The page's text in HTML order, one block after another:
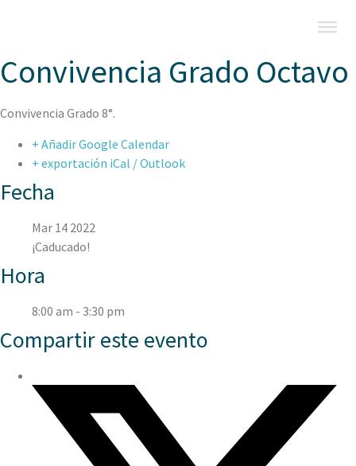
Convivencia Grado Octavo
Convivencia Grado 8°.
+ Añadir Google Calendar
+ exportación iCal / Outlook
Fecha
Mar 14 2022
¡Caducado!
Hora
8:00 am - 3:30 pm
Compartir este evento